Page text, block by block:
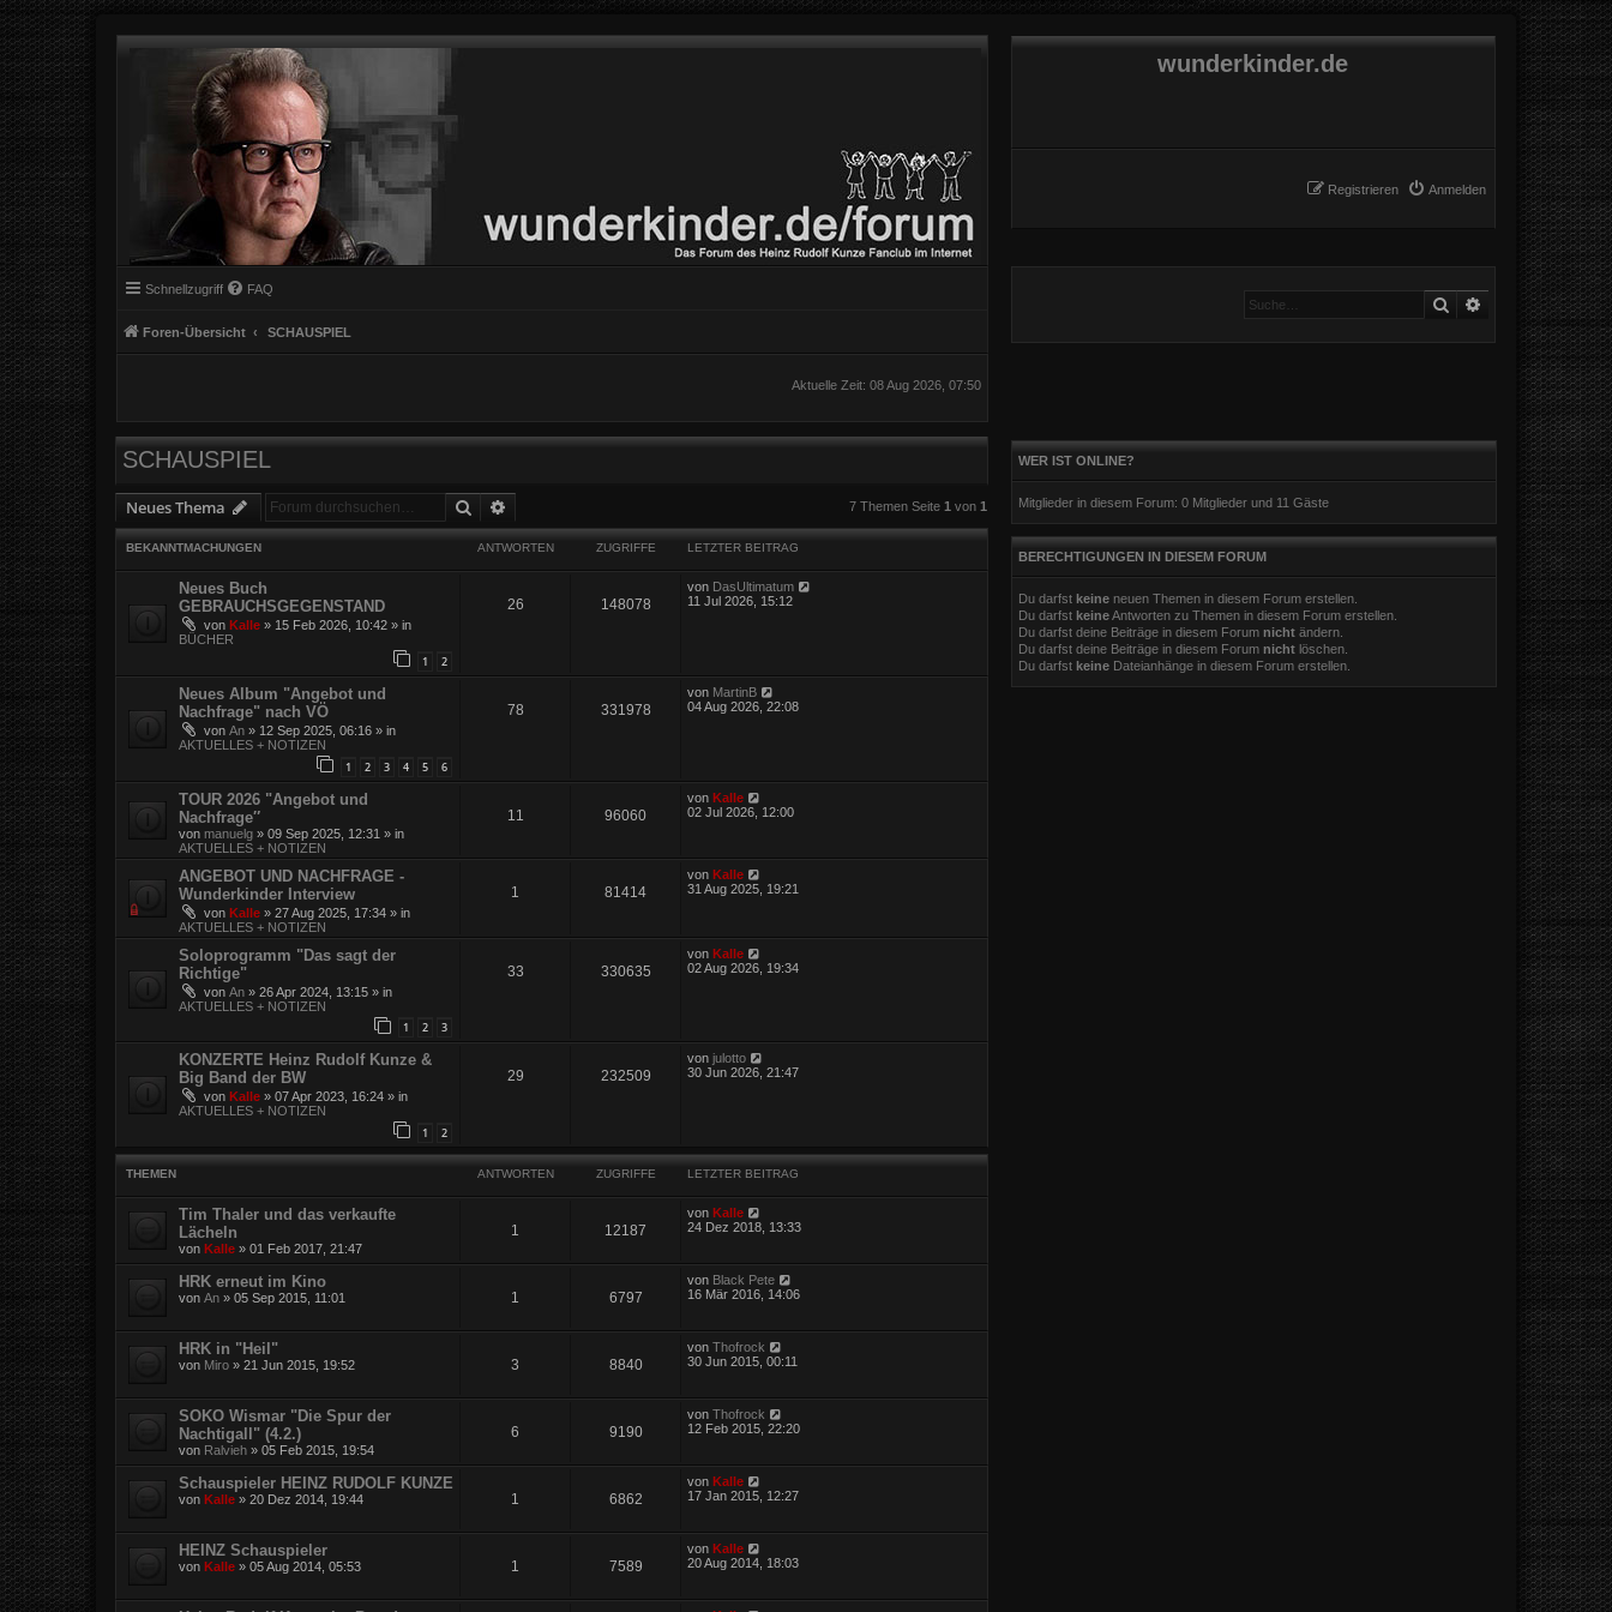
wunderkinder.de
Anmelden
Registrieren
Schnellzugriff FAQ
Foren-Übersicht SCHAUSPIEL
Suche Erweiterte Suche
Aktuelle Zeit: 08 Aug 2026, 07:50
SCHAUSPIEL
Neues Thema Suche 7 Themen Seite 1 von 1
BEKANNTMACHUNGEN ANTWORTEN ZUGRIFFE LETZTER BEITRAG
Neues Buch
GEBRAUCHSGEGENSTAND
von Kalle » 15 Feb 2026, 10:42 » in
BÜCHER
1 2
26 148078
von DasUltimatum
11 Jul 2026, 15:12
Neues Album "Angebot und
Nachfrage" nach VÖ
von An » 12 Sep 2025, 06:16 » in
AKTUELLES + NOTIZEN
1 2 3 4 5 6
78 331978
von MartinB
04 Aug 2026, 22:08
TOUR 2026 "Angebot und
Nachfrage″
von manuelg » 09 Sep 2025, 12:31 » in
AKTUELLES + NOTIZEN
11 96060
vonKalle
02 Jul 2026, 12:00
ANGEBOT UND NACHFRAGE -
Wunderkinder Interview
von Kalle » 27 Aug 2025, 17:34 » in
AKTUELLES + NOTIZEN
1 81414
vonKalle
31 Aug 2025, 19:21
Soloprogramm "Das sagt der
Richtige"
von An » 26 Apr 2024, 13:15 » in
AKTUELLES + NOTIZEN
1 2 3
33 330635
vonKalle
02 Aug 2026, 19:34
KONZERTE Heinz Rudolf Kunze &
Big Band der BW
von Kalle » 07 Apr 2023, 16:24 » in
AKTUELLES + NOTIZEN
1 2
29 232509
vonjulotto
30 Jun 2026, 21:47
THEMEN ANTWORTEN ZUGRIFFE LETZTER BEITRAG
Tim Thaler und das verkaufte
Lächeln
von Kalle » 01 Feb 2017, 21:47
1 12187
von Kalle
24 Dez 2018, 13:33
HRK erneut im Kino
von An » 05 Sep 2015, 11:01 1 6797
von Black Pete
16 Mär 2016, 14:06
HRK in "Heil"
von Miro » 21 Jun 2015, 19:52 3 8840
vonThofrock
30 Jun 2015, 00:11
SOKO Wismar "Die Spur der
Nachtigall" (4.2.)
von Ralvieh » 05 Feb 2015, 19:54
6 9190
vonThofrock
12 Feb 2015, 22:20
Schauspieler HEINZ RUDOLF KUNZE
von Kalle » 20 Dez 2014, 19:44 1 6862
von Kalle
17 Jan 2015, 12:27
HEINZ Schauspieler
von Kalle » 05 Aug 2014, 05:53 1 7589
von Kalle
20 Aug 2014, 18:03
WER IST ONLINE?
Mitglieder in diesem Forum: 0 Mitglieder und 11 Gäste
BERECHTIGUNGEN IN DIESEM FORUM
Du darfst keineneuen Themen in diesem Forum erstellen.
Du darfst keineAntworten zu Themen in diesem Forum erstellen.
Du darfst deine Beiträge in diesem Forum nichtändern.
Du darfst deine Beiträge in diesem Forum nichtlöschen.
Du darfst keineDateianhänge in diesem Forum erstellen.